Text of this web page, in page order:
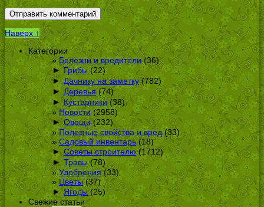
Наверх ↑
Категории
Болезни и вредители(36)
► Грибы(22)
► Дачнику на заметку(782)
► Деревья(74)
► Кустарники(38)
Новости (2958)
► Овощи(232)
Полезные свойства и вред(33)
Садовый инвентарь(18)
► Советы строителю(1712)
► Травы(78)
Удобрения(33)
Цветы(37)
► Ягоды(25)
Свежие статьи